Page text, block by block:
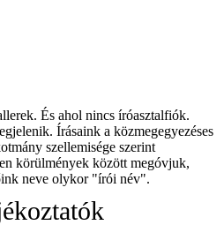
És ahol nincs íróasztalfiók.
Írásaink a közmegegyezéses
szellemisége szerint
körülmények között megóvjuk,
neve olykor "írói név".